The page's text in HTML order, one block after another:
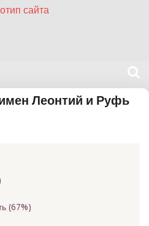
Леонтий и Руфь
(67%)